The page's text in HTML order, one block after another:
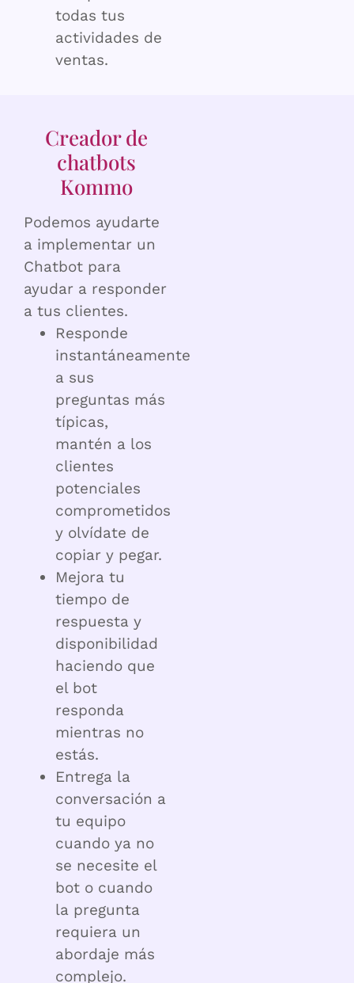
todas tus
actividades de
ventas.
Creador de
chatbots
Kommo
Podemos ayudarte
a implementar un
Chatbot para
ayudar a responder
a tus clientes.
Responde
instantáneamente
a sus
preguntas más
típicas,
mantén a los
clientes
potenciales
comprometidos
y olvídate de
copiar y pegar.
Mejora tu
tiempo de
respuesta y
disponibilidad
haciendo que
el bot
responda
mientras no
estás.
Entrega la
conversación a
tu equipo
cuando ya no
se necesite el
bot o cuando
la pregunta
requiera un
abordaje más
complejo.